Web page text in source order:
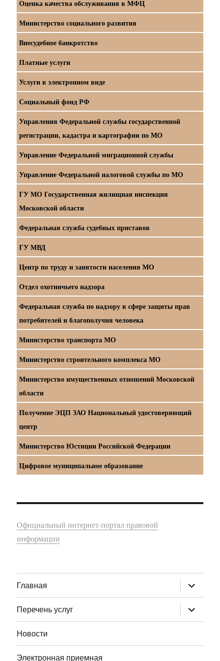
Оценка качества обслуживания в МФЦ
Министерство социального развития
Внесудебное банкротство
Платные услуги
Услуги в электронном виде
Социальный фонд РФ
Управления Федеральной службы государственной
регистрации, кадастра и картографии по МО
Управление Федеральной миграционной службы
Управление Федеральной налоговой службы по МО
ГУ МО Государственная жилищная инспекция
Московской области
Федеральная служба судебных приставов
ГУ МВД
Центр по труду и занятости населения МО
Отдел охотничьего надзора
Федеральная служба по надзору в сфере защиты прав
потребителей и благополучия человека
Министерство транспорта МО
Министерство строительного комплекса МО
Министерство имущественных отношений Московской
области
Получение ЭЦП ЗАО Национальный удостоверяющий
центр
Министерство Юстиции Российской Федерации
Цифровое муниципальное образование
Официальный интернет-портал правовой
информации
Главная раскрыть
дочернее
меню
Перечень услуг
раскрыть
дочернее
меню
Новости
Электронная приемная